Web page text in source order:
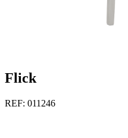
Flick
REF: 011246